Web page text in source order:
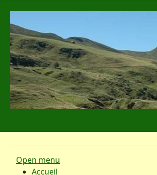
Open menu
Accueil